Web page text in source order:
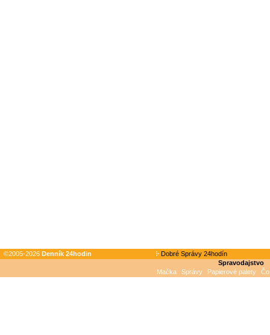
©2005-2026 Denník 24hodin
Dobré Správy 24hodín
Spravodajstvo
Mačka
Správy Papierové palety